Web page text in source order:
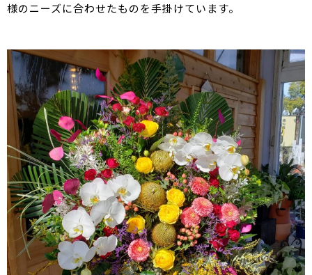
様のニーズに合わせたものを手掛けています。